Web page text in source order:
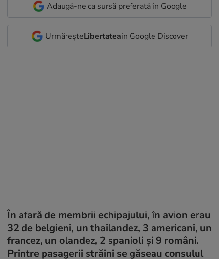
Adaugă-ne ca sursă preferată în Google
UrmăreșteLibertateain Google Discover
În afară de membrii echipajului, în avion erau
32 de belgieni, un thailandez, 3 americani, un
francez, un olandez, 2 spanioli şi 9 români.
Printre pasagerii străini se găseau consulul